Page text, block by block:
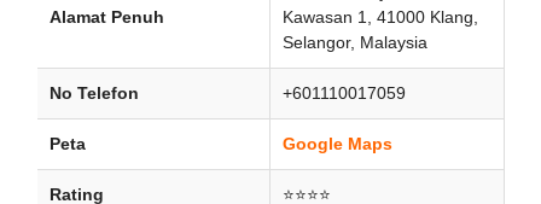
Alamat Penuh
Kawasan 1, 41000 Klang,
Selangor, Malaysia
No Telefon +601110017059
Peta Google Maps
Rating ⭐⭐⭐⭐